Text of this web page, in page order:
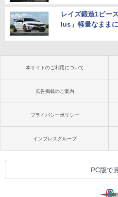
レイズ鍛造1ピー
lus」軽量なまま
本サイトのご利用について
広告掲載のご案内
プライバシーポリシー
インプレスグループ
PC版で